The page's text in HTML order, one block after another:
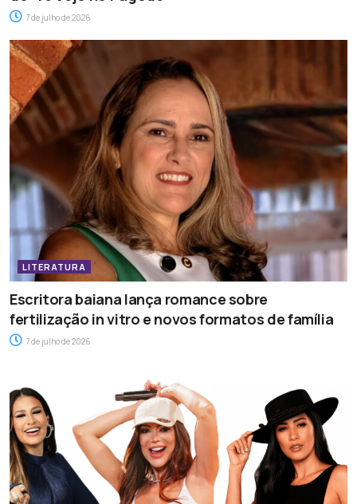
7 de julho de 2026
LITERATURA
Escritora baiana lança romance sobre
fertilização in vitro e novos formatos de família
7 de julho de 2026